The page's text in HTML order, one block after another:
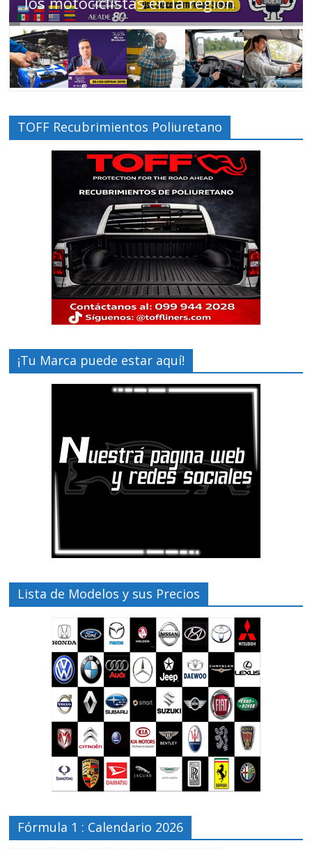
TOFF Recubrimientos Poliuretano
¡Tu Marca puede estar aquí!
Lista de Modelos y sus Precios
Fórmula 1 : Calendario 2026